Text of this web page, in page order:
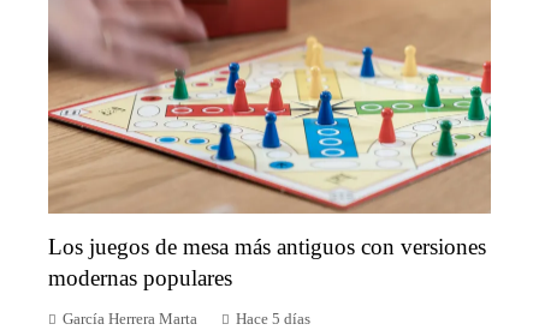
Los juegos de mesa más antiguos con versiones
modernas populares
García Herrera Marta Hace 5 días